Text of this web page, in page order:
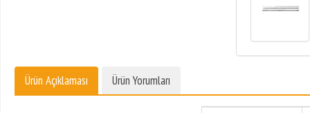
Ürün Açıklaması Ürün Yorumları